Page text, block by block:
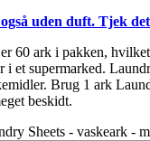
uden duft. Tjek
60 ark i pakken,
i et supermarked.
Brug 1 ark
beskidt.
Sheets - vaskeark -